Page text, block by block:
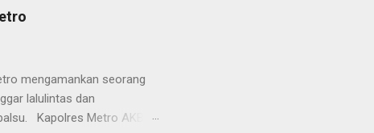
baik informasi
ketika telah
mengamankan seorang
lalulintas dan
Kapolres Metro AKBP